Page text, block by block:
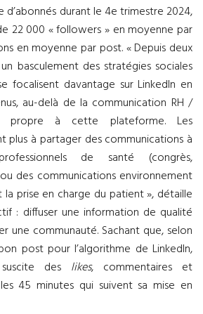
d’abonnés durant le 4e trimestre 2024,
22 000 « followers » en moyenne par
en moyenne par post. «Depuis deux
basculement des stratégies sociales
focalisent davantage sur LinkedIn en
au-delà de la communication RH /
propre à cette plateforme.
Les
plus à partager des communications à
de santé (congrès,
des communications environnement
prise en charge du patient », détaille
: diffuser une information de qualité
une communauté. Sachant que, selon
post pour l’algorithme de LinkedIn,
des likes, commentaires et
45 minutes qui suivent sa mise en